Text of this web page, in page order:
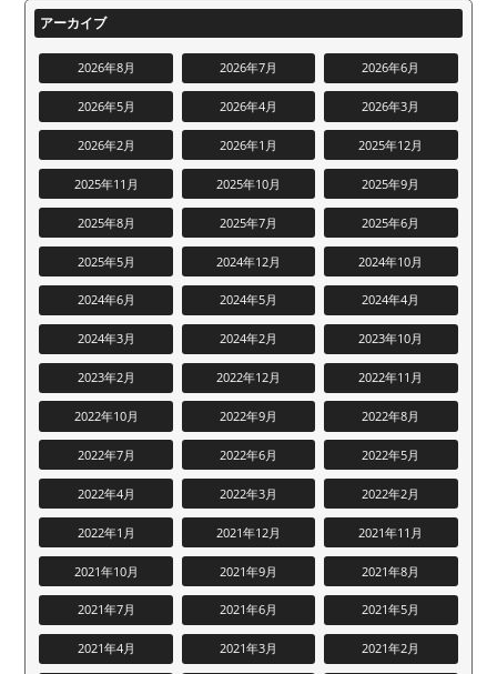
アーカイブ
2026年8月 2026年7月 2026年6月
2026年5月 2026年4月 2026年3月
2026年2月 2026年1月 2025年12月
2025年11月 2025年10月 2025年9月
2025年8月 2025年7月 2025年6月
2025年5月 2024年12月 2024年10月
2024年6月 2024年5月 2024年4月
2024年3月 2024年2月 2023年10月
2023年2月 2022年12月 2022年11月
2022年10月 2022年9月 2022年8月
2022年7月 2022年6月 2022年5月
2022年4月 2022年3月 2022年2月
2022年1月 2021年12月 2021年11月
2021年10月 2021年9月 2021年8月
2021年7月 2021年6月 2021年5月
2021年4月 2021年3月 2021年2月